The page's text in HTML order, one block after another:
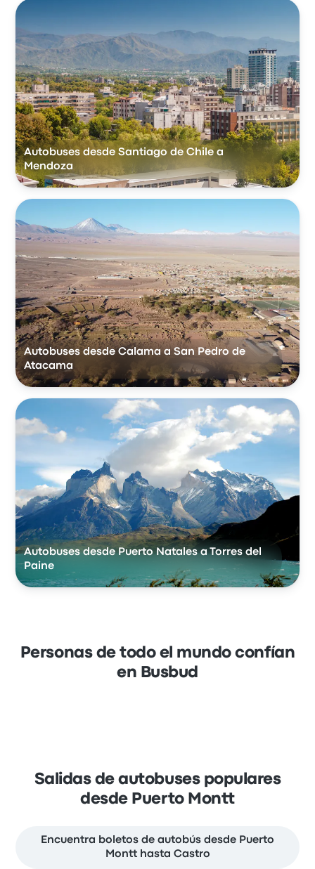
Autobuses desde Santiago de Chile a
Mendoza
Autobuses desde Calama a San Pedro de
Atacama
Autobuses desde Puerto Natales a Torres del
Paine
Personas de todo el mundo confían
en Busbud
Salidas de autobuses populares
desde Puerto Montt
Encuentra boletos de autobús desde Puerto
Montt hasta Castro